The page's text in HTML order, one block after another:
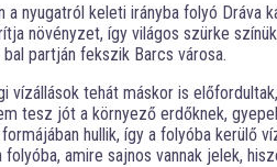
nyugatról keleti irányba folyó Dráva
növényzet, így világos szürke
partján fekszik Barcs városa.
tehát máskor is
tesz jót a környező erdőknek,
hullik, így a folyóba kerülő
amire sajnos vannak jelek,